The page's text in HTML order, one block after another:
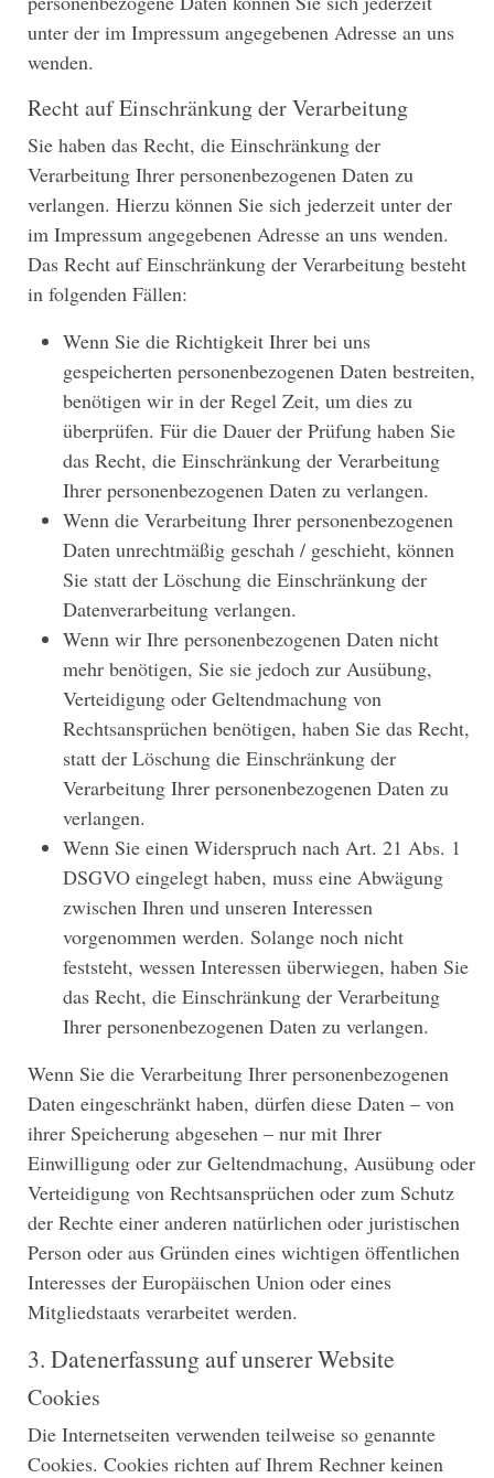
unter der im Impressum angegebenen Adresse an uns
wenden.
Recht auf Einschränkung der Verarbeitung
Sie haben das Recht, die Einschränkung der
Verarbeitung Ihrer personenbezogenen Daten zu
verlangen. Hierzu können Sie sich jederzeit unter der
im Impressum angegebenen Adresse an uns wenden.
Das Recht auf Einschränkung der Verarbeitung besteht
in folgenden Fällen:
Wenn Sie die Richtigkeit Ihrer bei uns
gespeicherten personenbezogenen Daten bestreiten,
benötigen wir in der Regel Zeit, um dies zu
überprüfen. Für die Dauer der Prüfung haben Sie
das Recht, die Einschränkung der Verarbeitung
Ihrer personenbezogenen Daten zu verlangen.
Wenn die Verarbeitung Ihrer personenbezogenen
Daten unrechtmäßig geschah / geschieht, können
Sie statt der Löschung die Einschränkung der
Datenverarbeitung verlangen.
Wenn wir Ihre personenbezogenen Daten nicht
mehr benötigen, Sie sie jedoch zur Ausübung,
Verteidigung oder Geltendmachung von
Rechtsansprüchen benötigen, haben Sie das Recht,
statt der Löschung die Einschränkung der
Verarbeitung Ihrer personenbezogenen Daten zu
verlangen.
Wenn Sie einen Widerspruch nach Art. 21 Abs. 1
DSGVO eingelegt haben, muss eine Abwägung
zwischen Ihren und unseren Interessen
vorgenommen werden. Solange noch nicht
feststeht, wessen Interessen überwiegen, haben Sie
das Recht, die Einschränkung der Verarbeitung
Ihrer personenbezogenen Daten zu verlangen.
Wenn Sie die Verarbeitung Ihrer personenbezogenen
Daten eingeschränkt haben, dürfen diese Daten – von
ihrer Speicherung abgesehen – nur mit Ihrer
Einwilligung oder zur Geltendmachung, Ausübung oder
Verteidigung von Rechtsansprüchen oder zum Schutz
der Rechte einer anderen natürlichen oder juristischen
Person oder aus Gründen eines wichtigen öffentlichen
Interesses der Europäischen Union oder eines
Mitgliedstaats verarbeitet werden.
3. Datenerfassung auf unserer Website
Cookies
Die Internetseiten verwenden teilweise so genannte
Cookies. Cookies richten auf Ihrem Rechner keinen